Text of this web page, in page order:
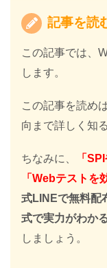
記事を読
この記事では、
します。
この記事を読め
向まで詳しく知
ちなみに、
「
「Webテストを
式LINEで無料配
式で実力がわか
しましょう。